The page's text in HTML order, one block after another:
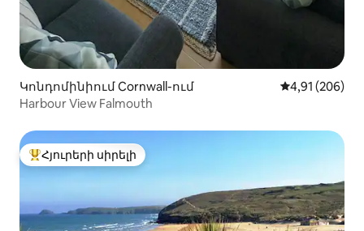
Կոնդոմինիում Cornwall-ում Միջին
4,91 (206)
Harbour View Falmouth
Հյուրերի սիրելի լավագույն տները
Հյուրերի սիրելի